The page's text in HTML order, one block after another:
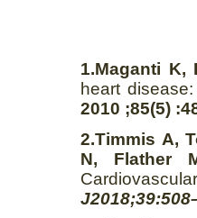
1.Maganti K,
heart
2010 ;85(5)
2.Timmis A,
N, Flather